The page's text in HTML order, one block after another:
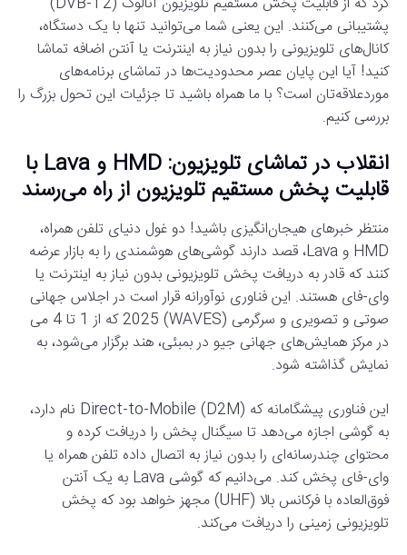
پشتیبانی می‌کنند. این یعنی شما می‌توانید تنها با یک دستگاه،
کانال‌های تلویزیونی را بدون نیاز به اینترنت یا آنتن اضافه تماشا
کنید! آیا این پایان عصر محدودیت‌ها در تماشای برنامه‌های
موردعلاقه‌تان است؟ با ما همراه باشید تا جزئیات این تحول بزرگ را
بررسی کنیم.
انقلاب در تماشای تلویزیون: HMD و Lava با
قابلیت پخش مستقیم تلویزیون از راه می‌رسند
منتظر خبرهای هیجان‌انگیزی باشید! دو غول دنیای تلفن همراه،
HMD و Lava، قصد دارند گوشی‌های هوشمندی را به بازار عرضه
کنند که قادر به دریافت پخش تلویزیونی بدون نیاز به اینترنت یا
وای-فای هستند. این فناوری نوآورانه قرار است در اجلاس جهانی
صوتی و تصویری و سرگرمی (WAVES) 2025 که از 1 تا 4 می
در مرکز همایش‌های جهانی جیو در بمبئی، هند برگزار می‌شود، به
نمایش گذاشته شود.
این فناوری پیشگامانه که Direct-to-Mobile (D2M) نام دارد،
به گوشی اجازه می‌دهد تا سیگنال پخش را دریافت کرده و
محتوای چندرسانه‌ای را بدون نیاز به اتصال داده تلفن همراه یا
وای-فای پخش کند. می‌دانیم که گوشی Lava به یک آنتن
فوق‌العاده با فرکانس بالا (UHF) مجهز خواهد بود که پخش
تلویزیونی زمینی را دریافت می‌کند.